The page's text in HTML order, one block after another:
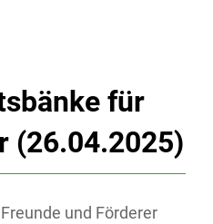
für
(26.04.2025)
und Förderer